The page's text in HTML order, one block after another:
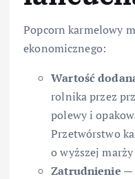
Popcorn karmelowy
ekonomicznego:
Wartość
rolnika przez
polewy i
Przetwórstwo
o wyższej
Zatrudnienie —